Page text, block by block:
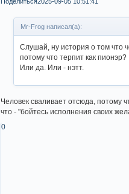
Поделиться2025-09-05 10:51:41
Mr-Frog написал(а):
Слушай, ну история о том что
потому что терпит как пионэр?
Или да. Или - нэтт.
Человек сваливает отсюда, потому
что - "бойтесь исполнения своих
0